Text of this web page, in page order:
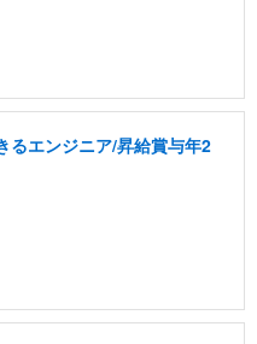
るエンジニア/昇給賞与年2